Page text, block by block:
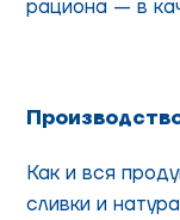
рациона — в
Как и вся
сливки и